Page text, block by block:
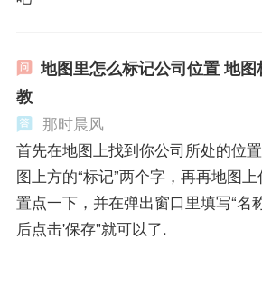
地图里怎么标记公司位置 地
教
那时晨风
首先在地图上找到你公司所处的位
图上方的“标记”两个字，再再地图
置点一下，并在弹出窗口里填写“名
后点击'保存"就可以了.